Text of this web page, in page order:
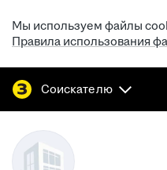
Мы используем файлы
Правила использования
Соискателю